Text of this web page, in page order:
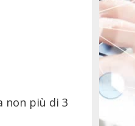
non più di 3